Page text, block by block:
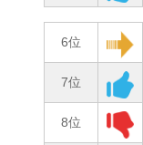
6位
7位
8位